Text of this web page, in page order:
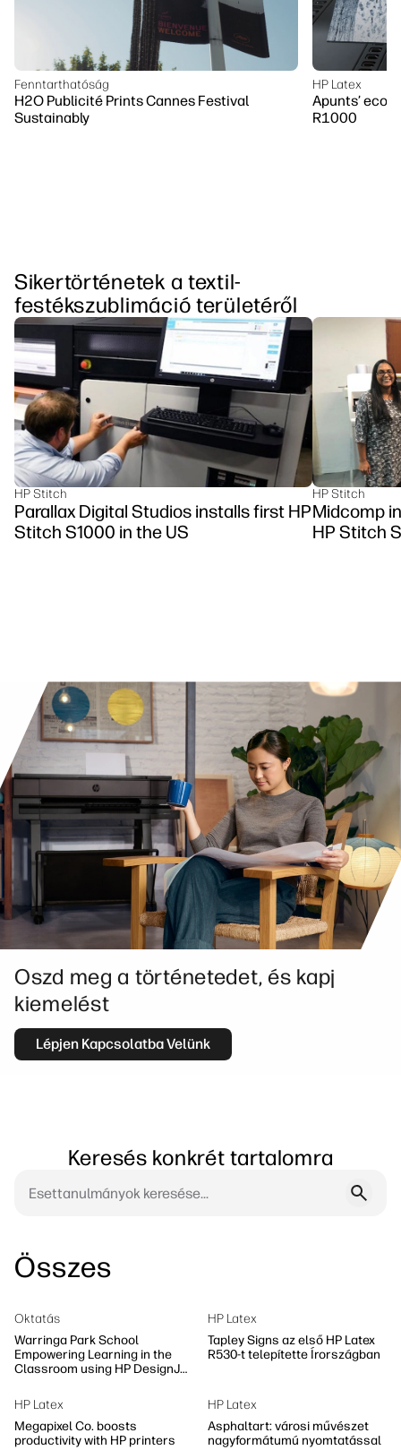
Fenntarthatóság
H2O Publicité Prints Cannes Festival
Sustainably
HP Latex
Apunts’ eco-
R1000
Sikertörténetek a textil-
festékszublimáció területéről
HP Stitch
Parallax Digital Studios installs first HP
Stitch S1000 in the US
HP Stitch
Midcomp
HP Stitch
Oszd meg a történetedet, és kapj
kiemelést
Lépjen Kapcsolatba Velünk
Keresés konkrét tartalomra
Összes
Oktatás
Warringa Park School
Empowering Learning in the
Classroom using HP DesignJet
HP Latex
Tapley Signs az első HP Latex
R530-t telepítette Írországban
HP Latex
Megapixel Co. boosts
productivity with HP printers
HP Latex
Asphaltart: városi művészet
nagyformátumú nyomtatással